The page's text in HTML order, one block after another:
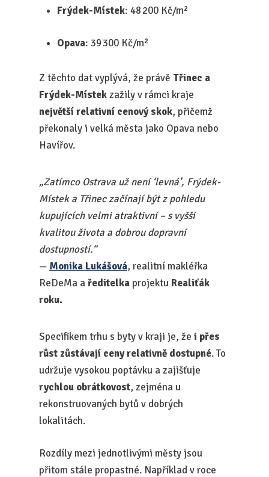
Frýdek-Místek: 48 200 Kč/m²
Opava: 39 300 Kč/m²
Z těchto dat vyplývá, že právě Třinec a
Frýdek-Místekzažily v rámci kraje
největší relativní cenový skok, přičemž
překonaly i velká města jako Opava nebo
Havířov.
„Zatímco Ostrava už není ‘levná’, Frýdek-
Místek a Třinec začínají být z pohledu
kupujících velmi atraktivní – s vyšší
kvalitou života a dobrou dopravní
dostupností.“
— Monika Lukášová, realitní makléřka
ReDeMa a ředitelkaprojektu Realiťák
roku.
Specifikem trhu s byty v kraji je, že i přes
růst zůstávají ceny relativně dostupné. To
udržuje vysokou poptávku a zajišťuje
rychlou obrátkovost, zejména u
rekonstruovaných bytů v dobrých
lokalitách.
Rozdíly mezi jednotlivými městy jsou
přitom stále propastné. Například v roce